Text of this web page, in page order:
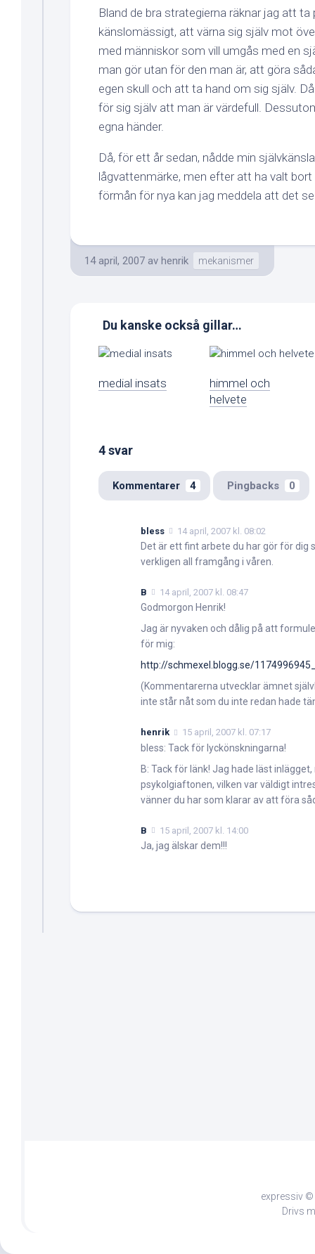
Bland de bra strategierna räknar jag att
känslomässigt, att värna sig själv mot
med människor som vill umgås med en
man gör utan för den man är, att göra
egen skull och att ta hand om sig själv.
för sig själv att man är värdefull.
egna händer.
Då, för ett år sedan, nådde min
lågvattenmärke, men efter att ha valt
förmån för nya kan jag meddela att det
14 april, 2007 av henrik mekanismer
Du kanske också gillar…
medial insats
himmel och
helvete
4 svar
Kommentarer 4 Pingbacks 0
bless 14 april, 2007 kl. 08:02
Det är ett fint arbete du har gör för dig
verkligen all framgång i våren.
B 14 april, 2007 kl. 08:47
Godmorgon Henrik!
Jag är nyvaken och dålig på att
för mig:
http://schmexel.blogg.se/
(Kommentarerna utvecklar ämnet
inte står nåt som du inte redan hade
henrik 15 april, 2007 kl. 07:17
bless: Tack för lyckönskningarna!
B: Tack för länk! Jag hade läst
psykolgiaftonen, vilken var väldigt
vänner du har som klarar av att föra
B 15 april, 2007 kl. 14:00
Ja, jag älskar dem!!!
expressiv ©
Drivs